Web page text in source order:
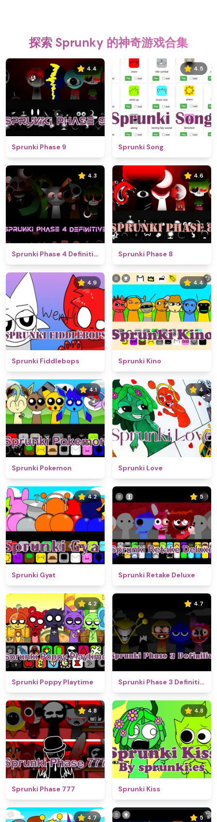
探索 Sprunky 的神奇游戏合集
4.4
Sprunki Phase 9
4.5
Sprunki Song
4.3
Sprunki Phase 4 Definitive
4.6
Sprunki Phase 8
4.9
Sprunki Fiddlebops
4.4
Sprunki Kino
4.1
Sprunki Pokemon
4
Sprunki Love
4.2
Sprunki Gyat
5
Sprunki Retake Deluxe
4.2
Sprunki Poppy Playtime
4.7
Sprunki Phase 3 Definitive
4.8
Sprunki Phase 777
4.8
Sprunki Kiss
4.7 5